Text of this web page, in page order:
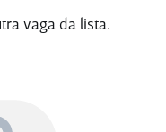
vaga da lista.